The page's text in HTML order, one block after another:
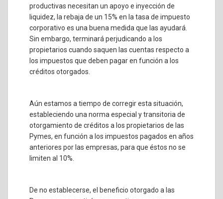
productivas necesitan un apoyo e inyección de
liquidez, la rebaja de un 15% en la tasa de impuesto
corporativo es una buena medida que las ayudará.
Sin embargo, terminará perjudicando a los
propietarios cuando saquen las cuentas respecto a
los impuestos que deben pagar en función a los
créditos otorgados.
Aún estamos a tiempo de corregir esta situación,
estableciendo una norma especial y transitoria de
otorgamiento de créditos a los propietarios de las
Pymes, en función a los impuestos pagados en años
anteriores por las empresas, para que éstos no se
limiten al 10%.
De no establecerse, el beneficio otorgado a las